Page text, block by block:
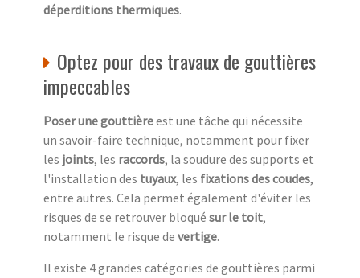
déperditions thermiques.
Optez pour des travaux de gouttières
impeccables
Poser une gouttièreest une tâche qui nécessite
un savoir-faire technique, notamment pour fixer
les joints, les raccords, la soudure des supports et
l'installation des tuyaux, les fixations des coudes,
entre autres. Cela permet également d'éviter les
risques de se retrouver bloqué sur le toit,
notamment le risque de vertige.
Il existe 4 grandes catégories de gouttières parmi